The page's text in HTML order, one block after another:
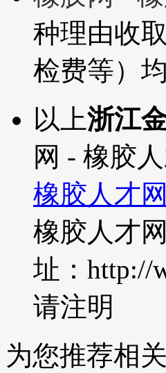
种理由收
检费等）
以上浙江
网 - 橡胶
橡胶人才网
橡胶人才
址：http://
请注明
为您推荐相